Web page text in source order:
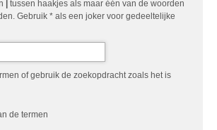
| tussen haakjes als maar één van de woorden
Gebruik * als een joker voor gedeeltelijke
of gebruik de zoekopdracht zoals het is
de termen